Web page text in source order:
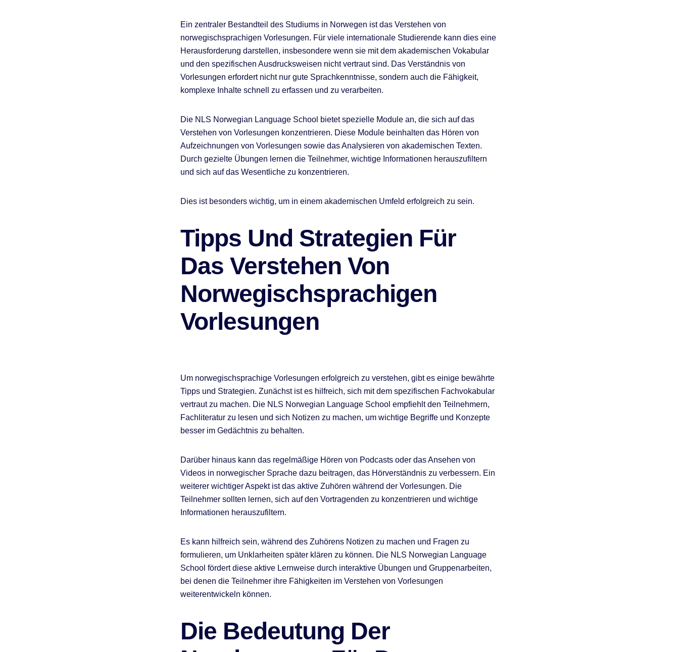
Ein zentraler Bestandteil des Studiums in Norwegen ist das Verstehen von
norwegischsprachigen Vorlesungen. Für viele internationale Studierende kann dies eine
Herausforderung darstellen, insbesondere wenn sie mit dem akademischen Vokabular
und den spezifischen Ausdrucksweisen nicht vertraut sind. Das Verständnis von
Vorlesungen erfordert nicht nur gute Sprachkenntnisse, sondern auch die Fähigkeit,
komplexe Inhalte schnell zu erfassen und zu verarbeiten.
Die NLS Norwegian Language School bietet spezielle Module an, die sich auf das
Verstehen von Vorlesungen konzentrieren. Diese Module beinhalten das Hören von
Aufzeichnungen von Vorlesungen sowie das Analysieren von akademischen Texten.
Durch gezielte Übungen lernen die Teilnehmer, wichtige Informationen herauszufiltern
und sich auf das Wesentliche zu konzentrieren.
Dies ist besonders wichtig, um in einem akademischen Umfeld erfolgreich zu sein.
Tipps Und Strategien Für
Das Verstehen Von
Norwegischsprachigen
Vorlesungen
Um norwegischsprachige Vorlesungen erfolgreich zu verstehen, gibt es einige bewährte
Tipps und Strategien. Zunächst ist es hilfreich, sich mit dem spezifischen Fachvokabular
vertraut zu machen. Die NLS Norwegian Language School empfiehlt den Teilnehmern,
Fachliteratur zu lesen und sich Notizen zu machen, um wichtige Begriffe und Konzepte
besser im Gedächtnis zu behalten.
Darüber hinaus kann das regelmäßige Hören von Podcasts oder das Ansehen von
Videos in norwegischer Sprache dazu beitragen, das Hörverständnis zu verbessern. Ein
weiterer wichtiger Aspekt ist das aktive Zuhören während der Vorlesungen. Die
Teilnehmer sollten lernen, sich auf den Vortragenden zu konzentrieren und wichtige
Informationen herauszufiltern.
Es kann hilfreich sein, während des Zuhörens Notizen zu machen und Fragen zu
formulieren, um Unklarheiten später klären zu können. Die NLS Norwegian Language
School fördert diese aktive Lernweise durch interaktive Übungen und Gruppenarbeiten,
bei denen die Teilnehmer ihre Fähigkeiten im Verstehen von Vorlesungen
weiterentwickeln können.
Die Bedeutung Der